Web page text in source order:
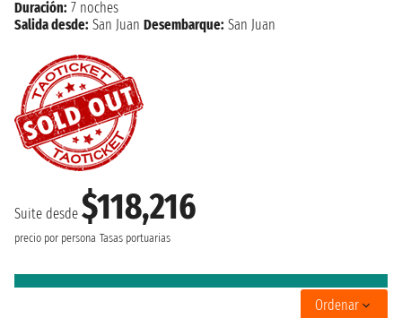
Suite desde $118,216
precio por persona Tasas portuarias
Duración: 7 noches
Salida desde: San Juan Desembarque: San Juan
Ordenar